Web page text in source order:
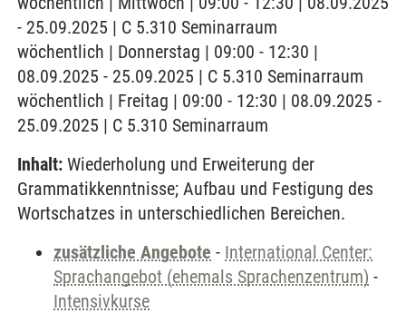
- 25.09.2025 | C 5.310 Seminarraum
wöchentlich | Donnerstag | 09:00 - 12:30 |
08.09.2025 - 25.09.2025 | C 5.310 Seminarraum
wöchentlich | Freitag | 09:00 - 12:30 | 08.09.2025 -
25.09.2025 | C 5.310 Seminarraum
Inhalt: Wiederholung und Erweiterung der
Grammatikkenntnisse; Aufbau und Festigung des
Wortschatzes in unterschiedlichen Bereichen.
zusätzliche Angebote - International Center:
Sprachangebot (ehemals Sprachenzentrum) -
Intensivkurse